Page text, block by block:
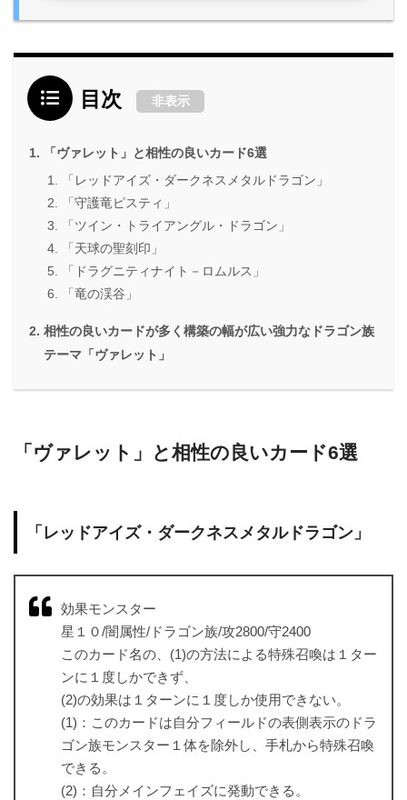
目次 非表示
「ヴァレット」と相性の良いカード6選
「レッドアイズ・ダークネスメタルドラゴン」
「守護竜ピスティ」
「ツイン・トライアングル・ドラゴン」
「天球の聖刻印」
「ドラグニティナイト－ロムルス」
「竜の渓谷」
相性の良いカードが多く構築の幅が広い強力なドラゴン族
テーマ「ヴァレット」
「ヴァレット」と相性の良いカード6選
「レッドアイズ・ダークネスメタルドラゴン」
効果モンスター
星１０/闇属性/ドラゴン族/攻2800/守2400
このカード名の、(1)の方法による特殊召喚は１ター
ンに１度しかできず、
(2)の効果は１ターンに１度しか使用できない。
(1)：このカードは自分フィールドの表側表示のドラ
ゴン族モンスター１体を除外し、手札から特殊召喚
できる。
(2)：自分メインフェイズに発動できる。